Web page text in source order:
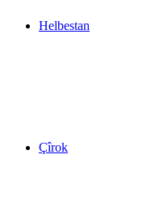
Helbestan
Çîrok